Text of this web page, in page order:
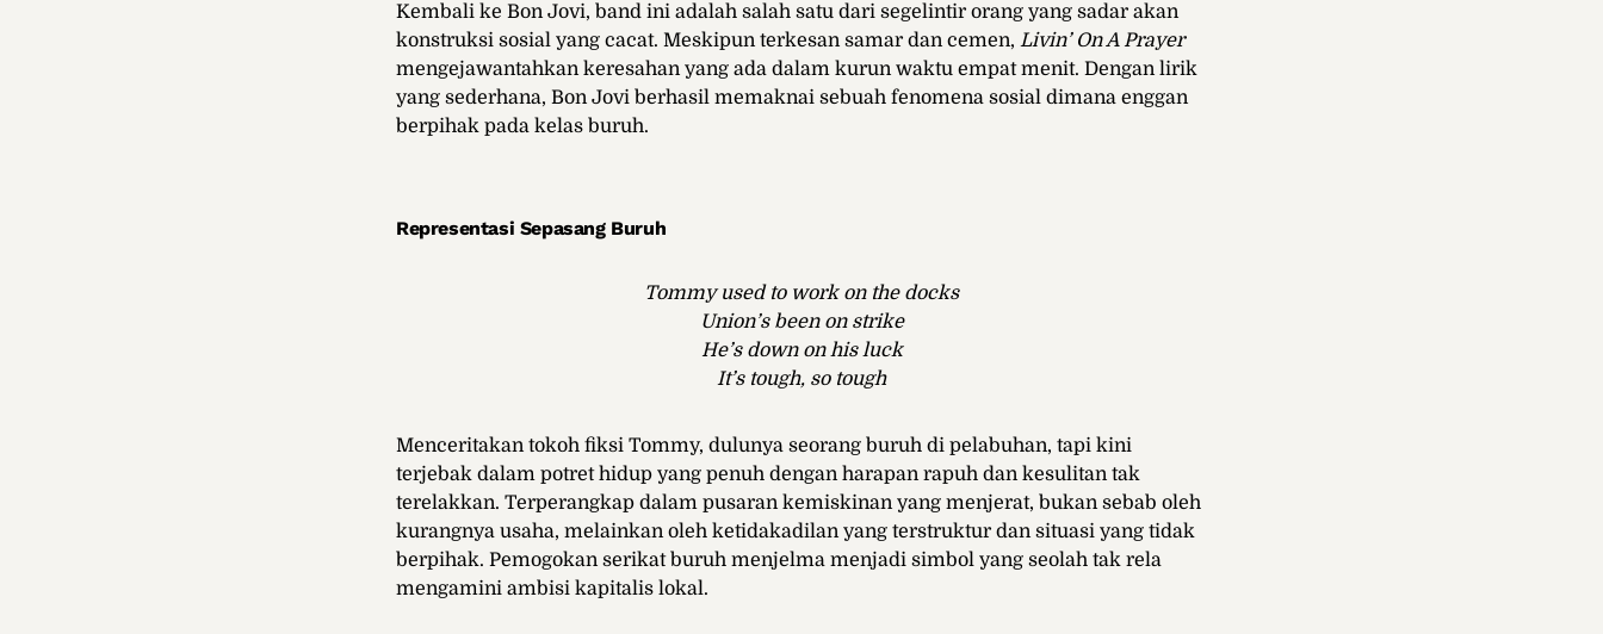
Kembali ke Bon Jovi, band ini adalah salah satu dari segelintir orang yang sadar akan
konstruksi sosial yang cacat. Meskipun terkesan samar dan cemen, Livin’ On A Prayer
mengejawantahkan keresahan yang ada dalam kurun waktu empat menit. Dengan lirik
yang sederhana, Bon Jovi berhasil memaknai sebuah fenomena sosial dimana enggan
berpihak pada kelas buruh.
Representasi Sepasang Buruh
Tommy used to work on the docks
Union’s been on strike
He’s down on his luck
It’s tough, so tough
Menceritakan tokoh fiksi Tommy, dulunya seorang buruh di pelabuhan, tapi kini
terjebak dalam potret hidup yang penuh dengan harapan rapuh dan kesulitan tak
terelakkan. Terperangkap dalam pusaran kemiskinan yang menjerat, bukan sebab oleh
kurangnya usaha, melainkan oleh ketidakadilan yang terstruktur dan situasi yang tidak
berpihak. Pemogokan serikat buruh menjelma menjadi simbol yang seolah tak rela
mengamini ambisi kapitalis lokal.